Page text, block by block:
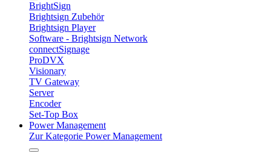
BrightSign
Brightsign Zubehör
Brightsign Player
Software - Brightsign Network
connectSignage
ProDVX
Visionary
TV Gateway
Server
Encoder
Set-Top Box
Power Management
Zur Kategorie Power Management